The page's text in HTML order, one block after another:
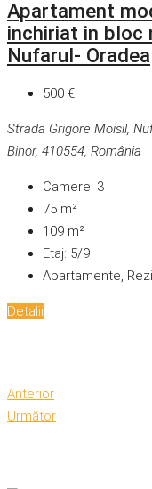
Apartament
inchiriat in bloc
Nufarul- Oradea
500 €
Strada Grigore Moisil,
Bihor, 410554, România
Camere: 3
75 m²
109 m²
Etaj: 5/9
Apartamente,
Detalii
Anterior
Următor